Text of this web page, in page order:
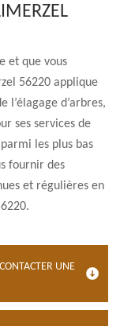
et que vous
56220 applique
l’élagage d’arbres,
ses services de
les plus bas
fournir des
et régulières en
UNE